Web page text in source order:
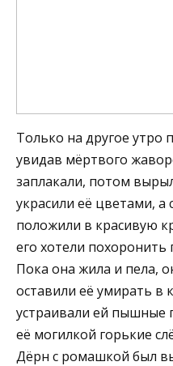
Только на другое утро
увидав мёртвого
заплакали, потом
украсили её цветами, а
положили в красивую
его хотели похоронить
Пока она жила и пела,
оставили её умирать в
устраивали ей пышные
её могилкой горькие
Дёрн с ромашкой был